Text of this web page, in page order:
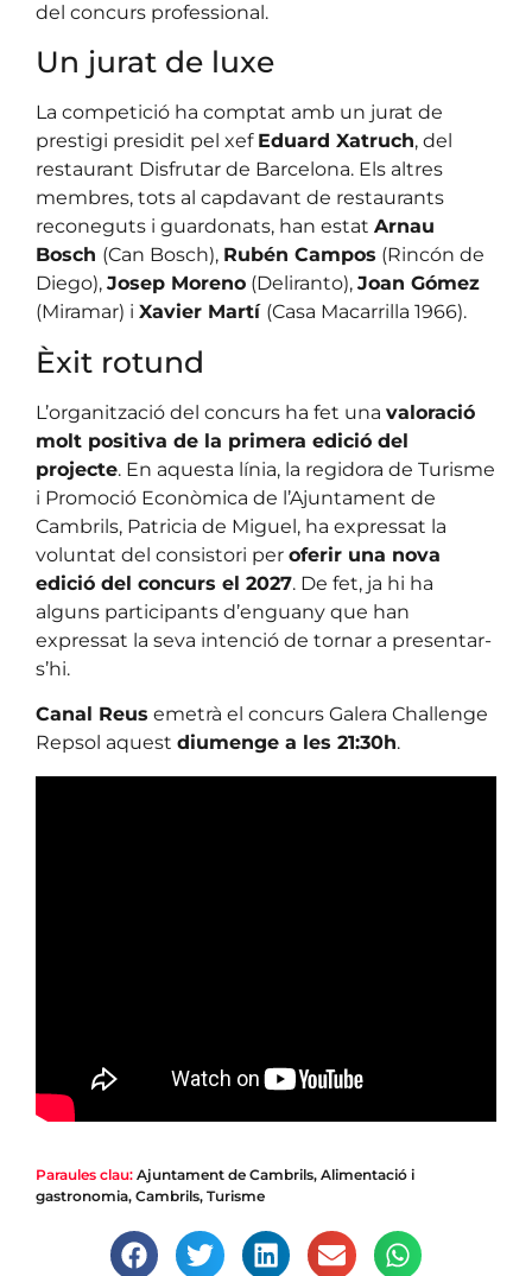
del concurs professional.
Un jurat de luxe
La competició ha comptat amb un jurat de
prestigi presidit pel xef Eduard Xatruch, del
restaurant Disfrutar de Barcelona. Els altres
membres, tots al capdavant de restaurants
reconeguts i guardonats, han estat Arnau
Bosch (Can Bosch), Rubén Campos (Rincón de
Diego), Josep Moreno (Deliranto), Joan Gómez
(Miramar) i Xavier Martí (Casa Macarrilla 1966).
Èxit rotund
L’organització del concurs ha fet una valoració
molt positiva de la primera edició del
projecte. En aquesta línia, la regidora de Turisme
i Promoció Econòmica de l’Ajuntament de
Cambrils, Patricia de Miguel, ha expressat la
voluntat del consistori per oferir una nova
edició del concurs el 2027. De fet, ja hi ha
alguns participants d’enguany que han
expressat la seva intenció de tornar a presentar-
s’hi.
Canal Reus emetrà el concurs Galera Challenge
Repsol aquest diumenge a les 21:30h.
Paraules clau: Ajuntament de Cambrils, Alimentació i
gastronomia, Cambrils, Turisme